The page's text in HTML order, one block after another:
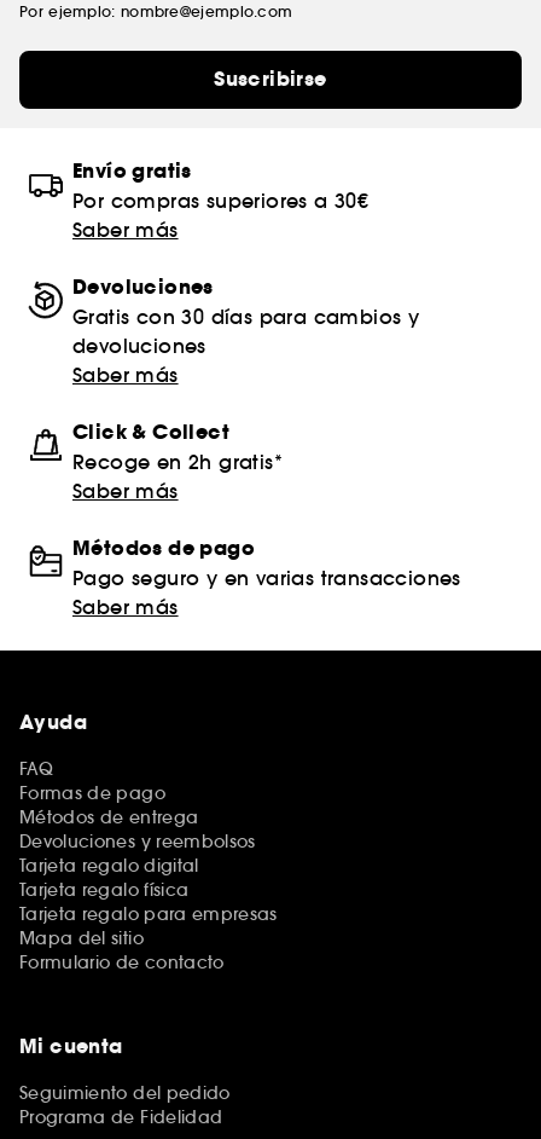
Por ejemplo: nombre@ejemplo.com
Suscribirse
Envío gratis
Por compras superiores a 30€
Saber más
Devoluciones
Gratis con 30 días para cambios y
devoluciones
Saber más
Click & Collect
Recoge en 2h gratis*
Saber más
Métodos de pago
Pago seguro y en varias transacciones
Saber más
Ayuda
FAQ
Formas de pago
Métodos de entrega
Devoluciones y reembolsos
Tarjeta regalo digital
Tarjeta regalo física
Tarjeta regalo para empresas
Mapa del sitio
Formulario de contacto
Mi cuenta
Seguimiento del pedido
Programa de Fidelidad